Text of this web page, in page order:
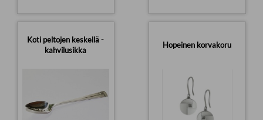
Koti peltojen keskellä -
kahvilusikka
Hopeinen korvakoru